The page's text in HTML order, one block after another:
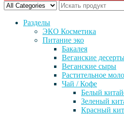
Разделы
ЭКО Косметика
Питание эко
Бакалея
Веганские
Веганские сыры
Растительное
Чай / Кофе
Белый
Зеленый
Красный